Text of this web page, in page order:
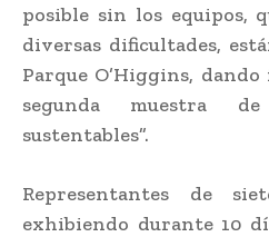
posible sin los equipos,
diversas dificultades,
Parque O’Higgins,
segunda muestra
sustentables”.
Representantes de
exhibiendo durante 10